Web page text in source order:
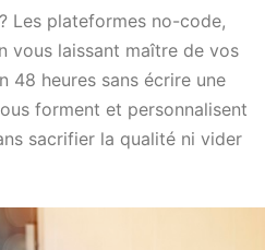
Les plateformes no-code,
vous laissant maître de vos
48 heures sans écrire une
forment et personnalisent
sacrifier la qualité ni vider